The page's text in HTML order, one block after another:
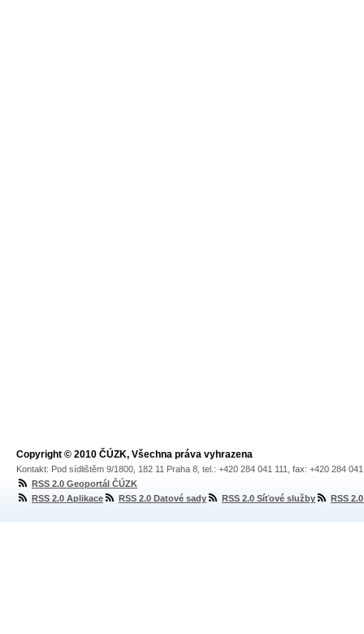
Copyright © 2010 ČÚZK, Všechna práva vyhrazena
Kontakt: Pod sídlištěm 9/1800, 182 11 Praha 8, tel.: +420 284 041 111, fax: +420 284
RSS 2.0 Geoportál ČÚZK
RSS 2.0 Aplikace
RSS 2.0 Datové sady RSS 2.0 Síťové služby RSS